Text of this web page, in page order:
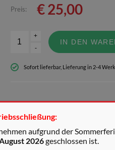
Preis: €25,00
+
-
IN DEN
Sofort lieferbar, Lieferung in 2-4
aufgrund der
2026geschlossen ist.